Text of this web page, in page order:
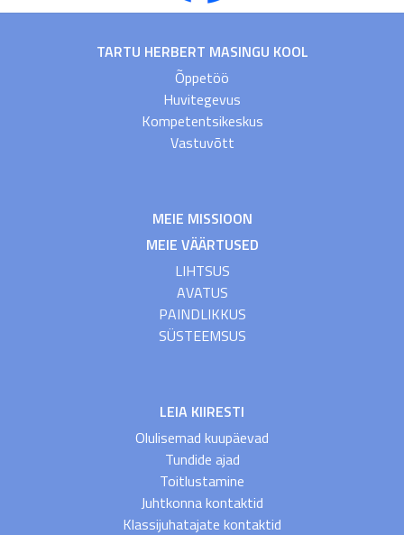
TARTU HERBERT MASINGU KOOL
Õppetöö
Huvitegevus
Kompetentsikeskus
Vastuvõtt
MEIE MISSIOON
MEIE VÄÄRTUSED
LIHTSUS
AVATUS
PAINDLIKKUS
SÜSTEEMSUS
LEIA KIIRESTI
Olulisemad kuupäevad
Tundide ajad
Toitlustamine
Juhtkonna kontaktid
Klassijuhatajate kontaktid